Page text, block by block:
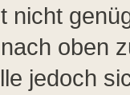
nicht
oben
jedoch